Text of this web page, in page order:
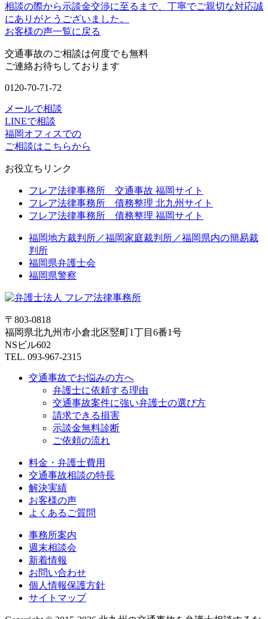
相談の際から示談金交渉に至るまで、丁寧でご親切な対応誠
にありがとうございました。
お客様の声一覧に戻る
交通事故のご相談は何度でも無料
ご連絡お待ちしております
0120-70-71-72
メールで相談
LINEで相談
福岡オフィスでの
ご相談はこちらから
お役立ちリンク
フレア法律事務所 交通事故 福岡サイト
フレア法律事務所 債務整理 北九州サイト
フレア法律事務所 債務整理 福岡サイト
福岡地方裁判所／福岡家庭裁判所／福岡県内の簡易裁
判所
福岡県弁護士会
福岡県警察
〒803-0818
福岡県北九州市小倉北区竪町1丁目6番1号
NSビル602
TEL. 093-967-2315
交通事故でお悩みの方へ
弁護士に依頼する理由
交通事故案件に強い弁護士の選び方
請求できる損害
示談金無料診断
ご依頼の流れ
料金・弁護士費用
交通事故相談の特長
解決実績
お客様の声
よくあるご質問
事務所案内
週末相談会
新着情報
お問い合わせ
個人情報保護方針
サイトマップ